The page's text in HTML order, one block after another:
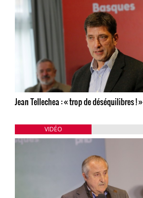
Jean Tellechea : « trop de déséquilibres ! »
VIDÉO